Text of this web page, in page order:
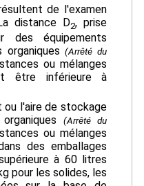
de l'examen
distance D2, prise
des équipements
organiques(Arrêté du
ou mélanges
être inférieure à
l'aire de stockage
(Arrêté du
ou mélanges
des emballages
à 60 litres
pour les solides, les